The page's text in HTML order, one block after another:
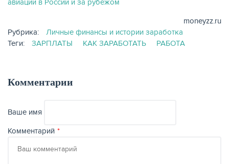
авиации в России и за рубежом
moneyzz.ru
Рубрика:
Личные финансы и истории заработка
Теги:
ЗАРПЛАТЫ КАК ЗАРАБОТАТЬ РАБОТА
Комментарии
Ваше имя
Комментарий